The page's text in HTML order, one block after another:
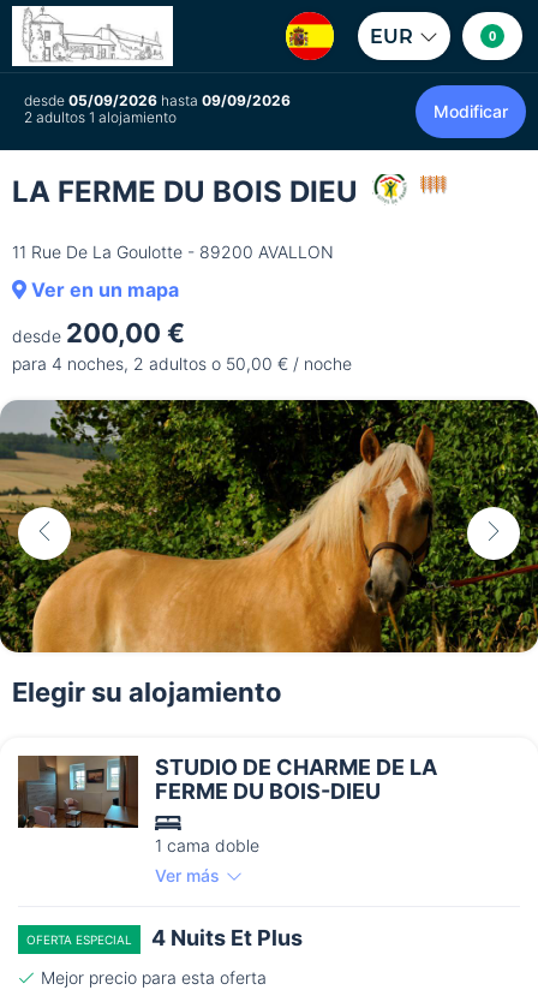
EUR 0
desde 05/09/2026 hasta 09/09/2026
2 adultos 1 alojamiento
Modificar
LA FERME DU BOIS DIEU
11 Rue De La Goulotte - 89200 AVALLON
Ver en un mapa
desde 200,00 €
para 4 noches, 2 adultos o 50,00 € / noche
Elegir su alojamiento
STUDIO DE CHARME DE LA
FERME DU BOIS-DIEU
1 cama doble
Ver más
OFERTA ESPECIAL 4 Nuits Et Plus
Mejor precio para esta oferta